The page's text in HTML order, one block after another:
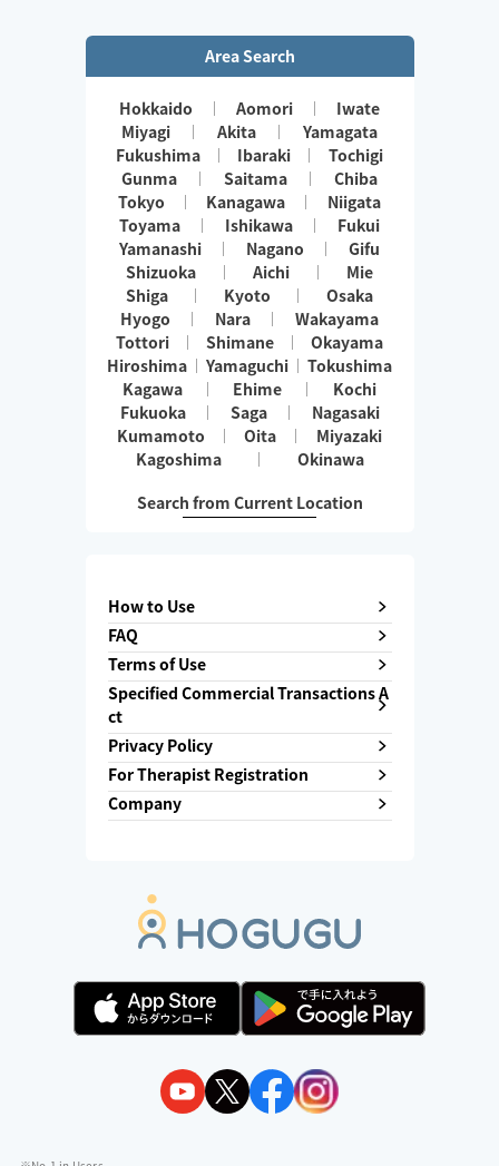
Area Search
Hokkaido Aomori
Iwate
Miyagi
Akita
Yamagata
Fukushima
Ibaraki
Tochigi
Gunma
Saitama
Chiba
Tokyo
Kanagawa
Niigata
Toyama
Ishikawa
Fukui
Yamanashi
Nagano
Gifu
Shizuoka
Aichi
Mie
Shiga
Kyoto
Osaka
Hyogo
Nara
Wakayama
Tottori
Shimane
Okayama
Hiroshima
Yamaguchi
Tokushima
Kagawa
Ehime
Kochi
Fukuoka
Saga
Nagasaki
Kumamoto
Oita
Miyazaki
Kagoshima
Okinawa
Search from Current Location
How to Use
FAQ
Terms of Use
Specified Commercial Transactions A
ct
Privacy Policy
For Therapist Registration
Company